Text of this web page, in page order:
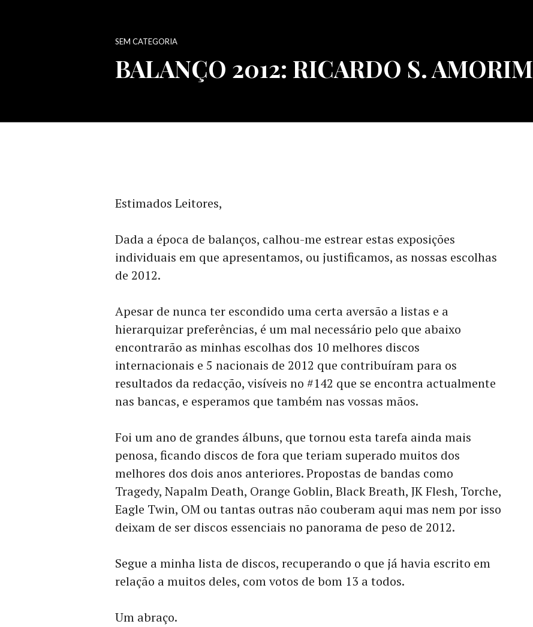
SEM CATEGORIA
BALANÇO 2012: RICARDO S. AMORIM
Estimados Leitores,
Dada a época de balanços, calhou-me estrear estas exposições
individuais em que apresentamos, ou justificamos, as nossas escolhas
de 2012.
Apesar de nunca ter escondido uma certa aversão a listas e a
hierarquizar preferências, é um mal necessário pelo que abaixo
encontrarão as minhas escolhas dos 10 melhores discos
internacionais e 5 nacionais de 2012 que contribuíram para os
resultados da redacção, visíveis no #142 que se encontra actualmente
nas bancas, e esperamos que também nas vossas mãos.
Foi um ano de grandes álbuns, que tornou esta tarefa ainda mais
penosa, ficando discos de fora que teriam superado muitos dos
melhores dos dois anos anteriores. Propostas de bandas como
Tragedy, Napalm Death, Orange Goblin, Black Breath, JK Flesh, Torche,
Eagle Twin, OM ou tantas outras não couberam aqui mas nem por isso
deixam de ser discos essenciais no panorama de peso de 2012.
Segue a minha lista de discos, recuperando o que já havia escrito em
relação a muitos deles, com votos de bom 13 a todos.
Um abraço.